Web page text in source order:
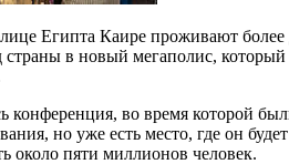
Египта Каире проживают более
страны в новый мегаполис,
конференция, во время которой
но уже есть место, где он
около пяти миллионов человек.